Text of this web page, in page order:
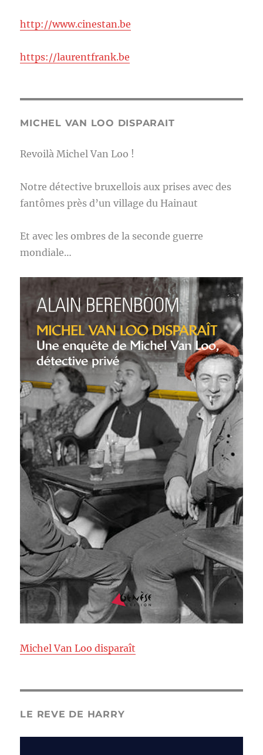
http://www.cinestan.be
https://laurentfrank.be
MICHEL VAN LOO DISPARAIT
Revoilà Michel Van Loo !
Notre détective bruxellois aux prises avec des
fantômes près d’un village du Hainaut
Et avec les ombres de la seconde guerre
mondiale…
Michel Van Loo disparaît
LE REVE DE HARRY